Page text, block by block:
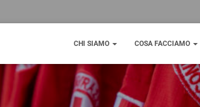
CHI SIAMO COSA FACCIAMO